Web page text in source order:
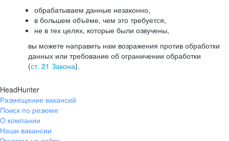
обрабатываем данные незаконно,
в большем объёме, чем это требуется,
не в тех целях, которые были озвучены,
вы можете направить нам возражения против обработки
данных или требование об ограничении обработки
(ст. 21 Закона).
HeadHunter
Размещение вакансий
Поиск по резюме
О компании
Наши вакансии